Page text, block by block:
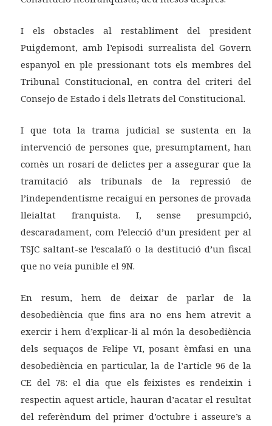
I els obstacles al restabliment del president
Puigdemont, amb l’episodi surrealista del Govern
espanyol en ple pressionant tots els membres del
Tribunal Constitucional, en contra del criteri del
Consejo de Estado i dels lletrats del Constitucional.
I que tota la trama judicial se sustenta en la
intervenció de persones que, presumptament, han
comès un rosari de delictes per a assegurar que la
tramitació als tribunals de la repressió de
l’independentisme recaigui en persones de provada
lleialtat franquista. I, sense presumpció,
descaradament, com l’elecció d’un president per al
TSJC saltant-se l’escalafó o la destitució d’un fiscal
que no veia punible el 9N.
En resum, hem de deixar de parlar de la
desobediència que fins ara no ens hem atrevit a
exercir i hem d’explicar-li al món la desobediència
dels sequaços de Felipe VI, posant èmfasi en una
desobediència en particular, la de l’article 96 de la
CE del 78: el dia que els feixistes es rendeixin i
respectin aquest article, hauran d’acatar el resultat
del referèndum del primer d’octubre i asseure’s a